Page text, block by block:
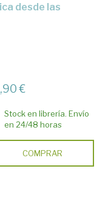
€
Stock en librería. Envío
en 24/48 horas
COMPRAR